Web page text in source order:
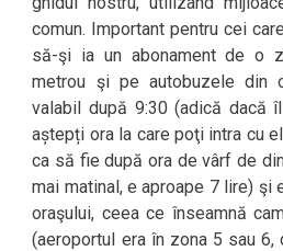
comun. Important pentru cei
să-şi ia un abonament de o
metrou şi pe autobuzele din
valabil după 9:30 (adică dacă
aștepți ora la care poţi intra cu
ca să fie după ora de vârf de
mai matinal, e aproape 7 lire) şi
oraşului, ceea ce înseamnă
(aeroportul era în zona 5 sau 6,